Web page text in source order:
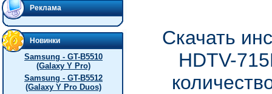
Реклама
Новинки
Samsung - GT-B5510
(Galaxy Y Pro)
Samsung - GT-B5512
(Galaxy Y Pro Duos)
Скачать
HDTV-